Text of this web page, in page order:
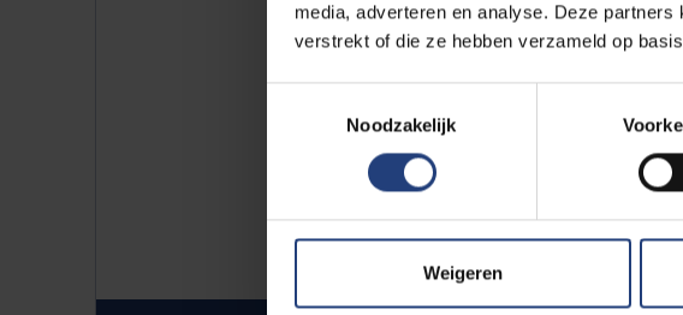
media, adverteren en analyse. Deze
verstrekt of die ze hebben verzameld op
Noodzakelijk
Weigeren
The full URL of the page
E.g. https://www.vub.be/nl/